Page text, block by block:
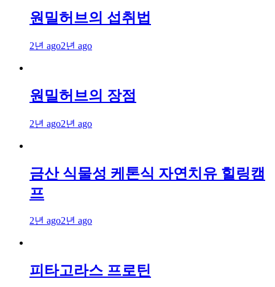
원밀허브의 섭취법
2년 ago2년 ago
원밀허브의 장점
2년 ago2년 ago
금산 식물성 케톤식 자연치유 힐링캠
프
2년 ago2년 ago
피타고라스 프로틴